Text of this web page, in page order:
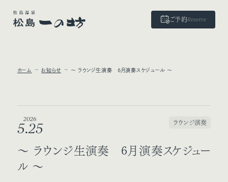
ご予約Reserve
ホーム お知らせ ～ ラウンジ生演奏 6月演奏スケジュール ～
2026
5.25 ラウンジ演奏
～ ラウンジ生演奏 6月演奏スケジュー
ル ～